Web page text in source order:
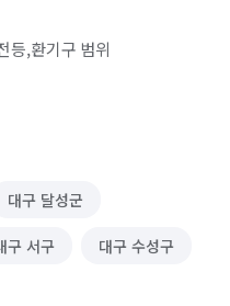
등,환기구 범위
대구 달성군
구 서구 대구 수성구